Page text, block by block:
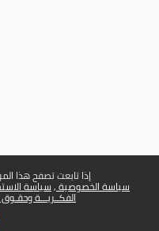
إذا تابعت تصفح هذا
سياسة الخصوصية سياسة
الفكــريـــة